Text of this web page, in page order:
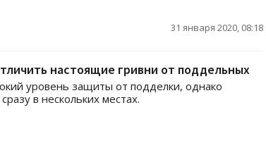
31 января 2020, 08:18
настоящие гривни от поддельных
уровень защиты от подделки, однако
в нескольких местах.